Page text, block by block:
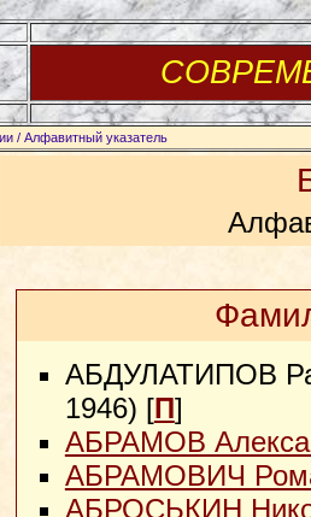
/ Алфавитный указатель
АБДУЛАТИПОВ
1946) [П]
АБРАМОВ
АБРАМОВИЧ
АБРОСЬКИН